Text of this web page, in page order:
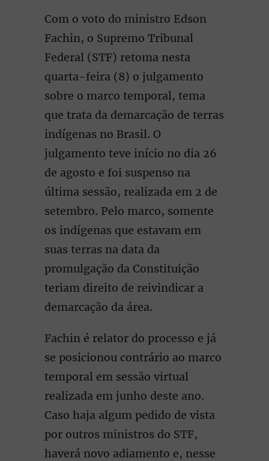
Com o voto do ministro Edson
Fachin, o Supremo Tribunal
Federal (STF) retoma nesta
quarta-feira (8) o julgamento
sobre o marco temporal, tema
que trata da demarcação de terras
indígenas no Brasil. O
julgamento teve início no dia 26
de agosto e foi suspenso na
última sessão, realizada em 2 de
setembro. Pelo marco, somente
os indígenas que estavam em
suas terras na data da
promulgação da Constituição
teriam direito de reivindicar a
demarcação da área.
Fachin é relator do processo e já
se posicionou contrário ao marco
temporal em sessão virtual
realizada em junho deste ano.
Caso haja algum pedido de vista
por outros ministros do STF,
haverá novo adiamento e, nesse